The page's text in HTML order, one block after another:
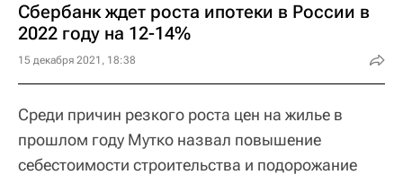
Сбербанк ждет роста ипотеки в России в
2022 году на 12-14%
15 декабря 2021, 18:38
Среди причин резкого роста цен на жилье в
прошлом году Мутко назвал повышение
себестоимости строительства и подорожание